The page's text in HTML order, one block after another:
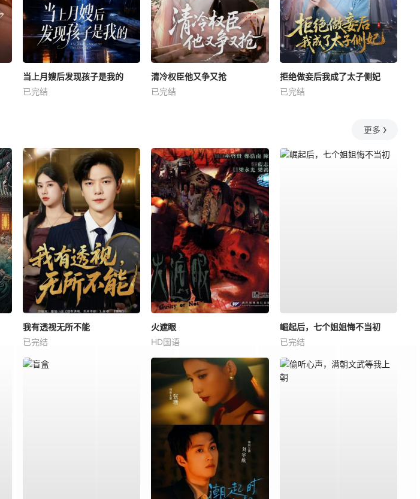
当上月嫂后发现孩子是我的
已完结
清冷权臣他又争又抢
已完结
拒绝做妾后我成了太子侧妃
已完结
更多
我有透视无所不能
已完结
火遮眼
HD国语
崛起后，七个姐姐悔不当初
已完结